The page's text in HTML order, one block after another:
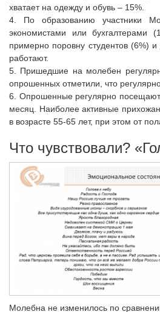
хватает на одежду и обувь – 15%.
4. По образованию участники
экономистами или
примерно поровну студентов (6%)
работают.
5. Пришедшие на молебен
опрошенных отметили, что
6. Опрошенные регулярно
месяц. Наиболее активные
в возрасте 55-65 лет, при этом от
Что чувствовали?
Молебна не изменилось по